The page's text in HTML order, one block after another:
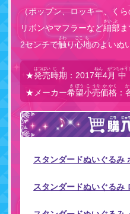
（ポップン、ロッキー、く
リボンやマフラーなど細
さい
部
ぶ
2センチで触
さわ
り心
ごこ
地
ち
のよいぬ
★発売
はつばい
時期
じき
：2017年
ねん
4月
がつ
中
ちゅう
★メーカー希
き
望
ぼう
小
こ
売
うり
価
か
格
かく
：
か
スタンダードぬいぐるみ
スタンダードぬいぐるみ